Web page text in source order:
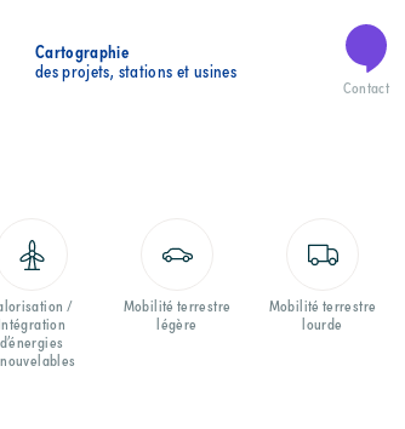
Cartographie
des projets, stations et usines
Contact
/
Intégration
d’énergies
Mobilité terrestre
légère
Mobilité terrestre
lourde